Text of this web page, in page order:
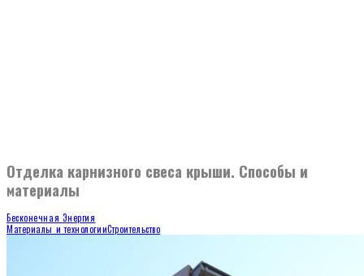
Отделка карнизного свеса крыши. Способы и
материалы
Бесконечная Энергия
Материалы и технологииСтроительство